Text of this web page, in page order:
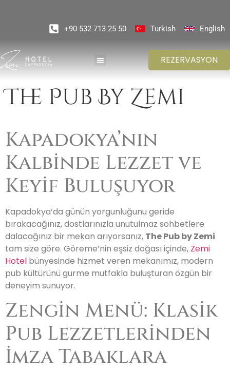
+90 532 713 25 50 Turkish English
REZERVASYON
The Pub By Zemi
Kapadokya’nın
Kalbinde Lezzet ve
Keyif Buluşuyor
Kapadokya’da günün yorgunluğunu geride
bırakacağınız, dostlarınızla unutulmaz sohbetlere
dalacağınız bir mekan arıyorsanız, The Pub by Zemi
tam size göre. Göreme’nin eşsiz doğası içinde, Zemi
Hotel bünyesinde hizmet veren mekanımız, modern
pub kültürünü gurme mutfakla buluşturan özgün bir
deneyim sunuyor.
Zengin Menü: Klasik
Pub Lezzetlerinden
İmza Tabaklara